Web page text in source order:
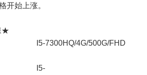
开始上涨。
年保★
I5-7300HQ/4G/500G/FHD
02 I5-